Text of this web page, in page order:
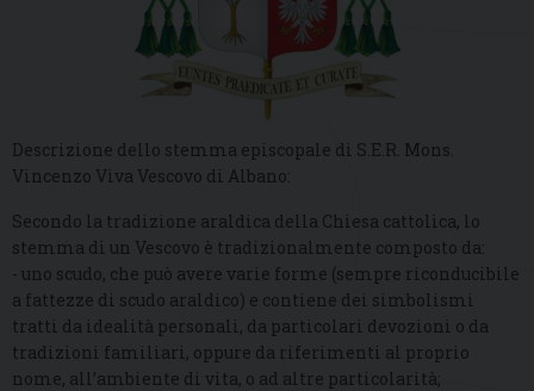
Descrizione dello stemma episcopale di S.E.R. Mons.
Vincenzo Viva Vescovo di Albano:
Secondo la tradizione araldica della Chiesa cattolica, lo
stemma di un Vescovo è tradizionalmente composto da:
- uno scudo, che può avere varie forme (sempre riconducibile
a fattezze di scudo araldico) e contiene dei simbolismi
tratti da idealità personali, da particolari devozioni o da
tradizioni familiari, oppure da riferimenti al proprio
nome, all’ambiente di vita, o ad altre particolarità;